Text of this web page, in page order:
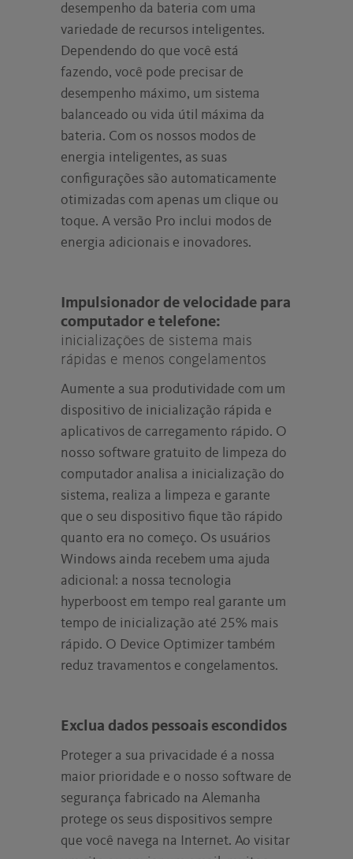
desempenho da bateria com uma
variedade de recursos inteligentes.
Dependendo do que você está
fazendo, você pode precisar de
desempenho máximo, um sistema
balanceado ou vida útil máxima da
bateria. Com os nossos modos de
energia inteligentes, as suas
configurações são automaticamente
otimizadas com apenas um clique ou
toque. A versão Pro inclui modos de
energia adicionais e inovadores.
Impulsionador de velocidade para
computador e telefone:
inicializações de sistema mais
rápidas e menos congelamentos
Aumente a sua produtividade com um
dispositivo de inicialização rápida e
aplicativos de carregamento rápido. O
nosso software gratuito de limpeza do
computador analisa a inicialização do
sistema, realiza a limpeza e garante
que o seu dispositivo fique tão rápido
quanto era no começo. Os usuários
Windows ainda recebem uma ajuda
adicional: a nossa tecnologia
hyperboost em tempo real garante um
tempo de inicialização até 25% mais
rápido. O Device Optimizer também
reduz travamentos e congelamentos.
Exclua dados pessoais escondidos
Proteger a sua privacidade é a nossa
maior prioridade e o nosso software de
segurança fabricado na Alemanha
protege os seus dispositivos sempre
que você navega na Internet. Ao visitar